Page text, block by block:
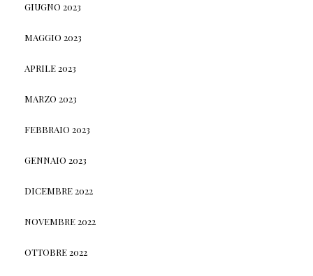
GIUGNO 2023
MAGGIO 2023
APRILE 2023
MARZO 2023
FEBBRAIO 2023
GENNAIO 2023
DICEMBRE 2022
NOVEMBRE 2022
OTTOBRE 2022